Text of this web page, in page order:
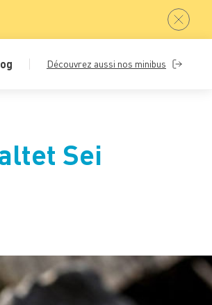
Découvrez aussi nos minibus
Sei